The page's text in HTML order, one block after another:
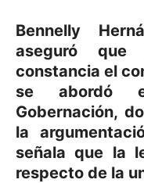
Bennelly
aseguró
constancia el
se abordó
Gobernación,
la
señala que la
respecto de la